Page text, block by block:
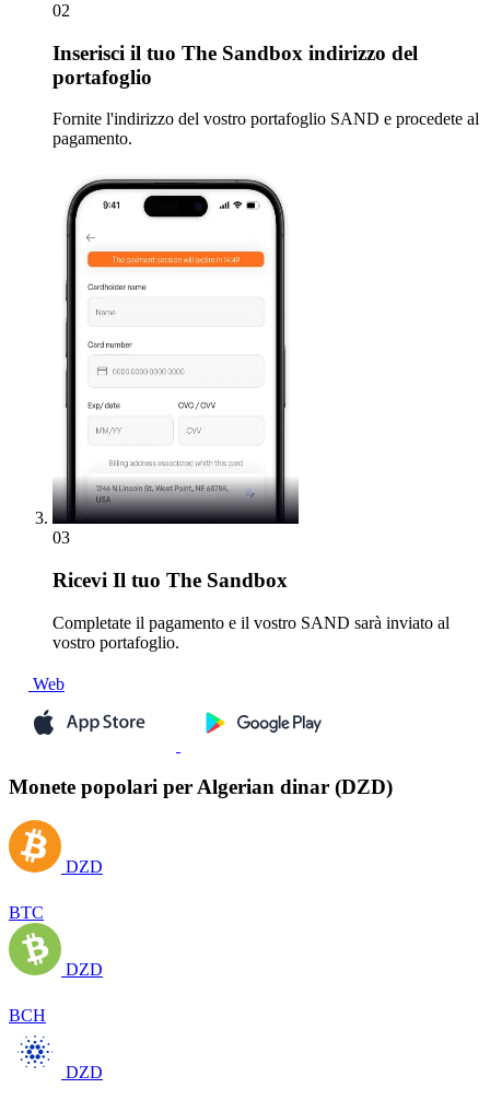
02
Inserisci il tuo The Sandbox indirizzo del
portafoglio
Fornite l'indirizzo del vostro portafoglio SAND e procedete al
pagamento.
03
Ricevi Il tuo The Sandbox
Completate il pagamento e il vostro SAND sarà inviato al
vostro portafoglio.
Web
Monete popolari per Algerian dinar (DZD)
DZD
BTC
DZD
BCH
DZD